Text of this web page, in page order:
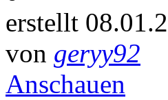
erstellt
von geryy92
Anschauen